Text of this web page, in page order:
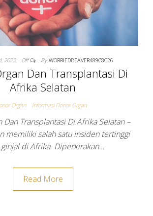
2022 Off By WORRIEDBEAVER489C8C26
Dan Transplantasi Di
Afrika Selatan
Organ Informasi Donor Organ
Dan Transplantasi Di Afrika Selatan –
memiliki salah satu insiden tertinggi
ginjal di Afrika. Diperkirakan…
Read More